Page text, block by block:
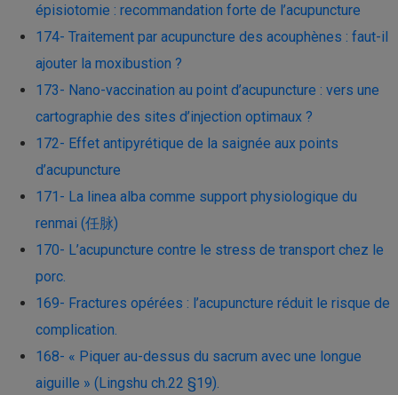
épisiotomie : recommandation forte de l’acupuncture
174- Traitement par acupuncture des acouphènes : faut-il
ajouter la moxibustion ?
173- Nano-vaccination au point d’acupuncture : vers une
cartographie des sites d’injection optimaux ?
172- Effet antipyrétique de la saignée aux points
d’acupuncture
171- La linea alba comme support physiologique du
renmai (任脉)
170- L’acupuncture contre le stress de transport chez le
porc.
169- Fractures opérées : l’acupuncture réduit le risque de
complication.
168- « Piquer au-dessus du sacrum avec une longue
aiguille » (Lingshu ch.22 §19).